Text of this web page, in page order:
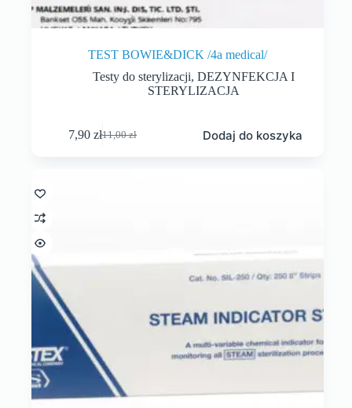
TEST BOWIE&DICK /4a medical/
Testy do sterylizacji, DEZYNFEKCJA I
STERYLIZACJA
11,00zł
7,90zł Dodaj do koszyka